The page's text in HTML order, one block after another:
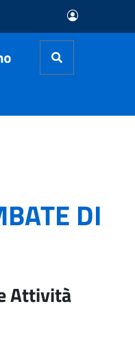
DI
Attività